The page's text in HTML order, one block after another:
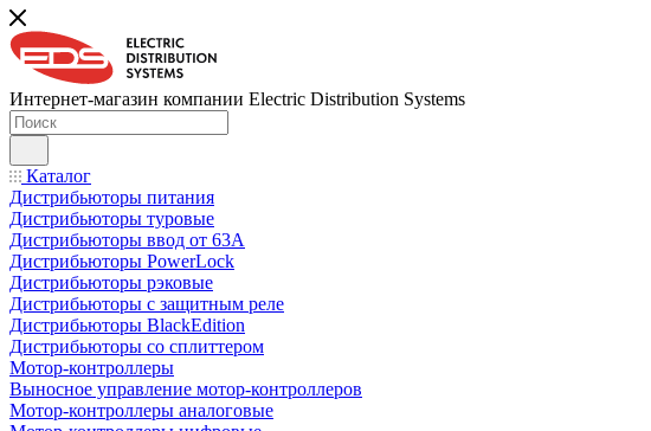
Интернет-магазин компании Electric Distribution Systems
Каталог
Дистрибьюторы питания
Дистрибьюторы туровые
Дистрибьюторы ввод от 63A
Дистрибьюторы PowerLock
Дистрибьюторы рэковые
Дистрибьюторы с защитным реле
Дистрибьюторы BlackEdition
Дистрибьюторы со сплиттером
Мотор-контроллеры
Выносное управление мотор-контроллеров
Мотор-контроллеры аналоговые